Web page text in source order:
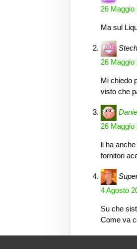
26 Maggio
Ma sul
Stech
26 Maggio
Mi chiedo
visto che
26 Maggio
li ha
fornitori
4 Agosto
Su che
Come va